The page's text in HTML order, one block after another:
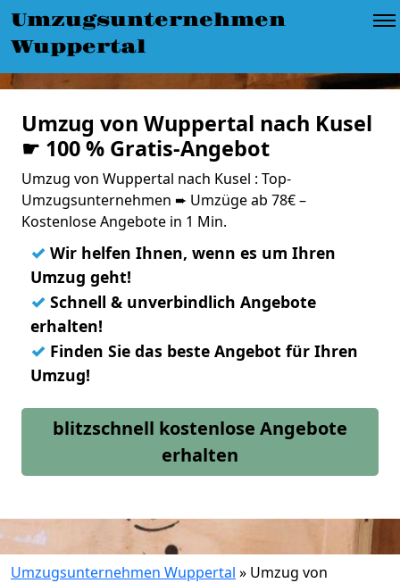
Umzugsunternehmen
Wuppertal
Umzug von Wuppertal nach Kusel
☛ 100 % Gratis-Angebot
Umzug von Wuppertal nach Kusel : Top-
Umzugsunternehmen ➨ Umzüge ab 78€ –
Kostenlose Angebote in 1 Min.
✓ Wir helfen Ihnen, wenn es um Ihren
Umzug geht!
✓ Schnell & unverbindlich Angebote
erhalten!
✓ Finden Sie das beste Angebot für Ihren
Umzug!
blitzschnell kostenlose Angebote
erhalten
Umzugsunternehmen Wuppertal » Umzug von